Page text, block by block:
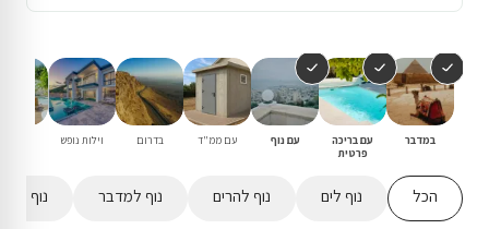
במדבר
עם בריכה
פרטית
עם נוף עם ממ"ד בדרום וילות נופש
הכל נוף לים נוף להרים נוף למדבר נוף